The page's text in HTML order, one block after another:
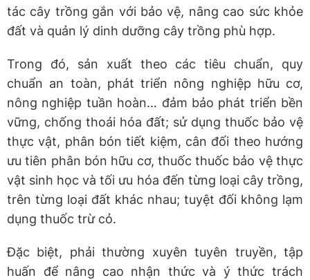
tác cây trồng gắn với bảo vệ, nâng cao sức khỏe
đất và quản lý dinh dưỡng cây trồng phù hợp.
Trong đó, sản xuất theo các tiêu chuẩn, quy
chuẩn an toàn, phát triển nông nghiệp hữu cơ,
nông nghiệp tuần hoàn… đảm bảo phát triển bền
vững, chống thoái hóa đất; sử dụng thuốc bảo vệ
thực vật, phân bón tiết kiệm, cân đối theo hướng
ưu tiên phân bón hữu cơ, thuốc thuốc bảo vệ thực
vật sinh học và tối ưu hóa đến từng loại cây trồng,
trên từng loại đất khác nhau; tuyệt đối không lạm
dụng thuốc trừ cỏ.
Đặc biệt, phải thường xuyên tuyên truyền, tập
huấn để nâng cao nhận thức và ý thức trách